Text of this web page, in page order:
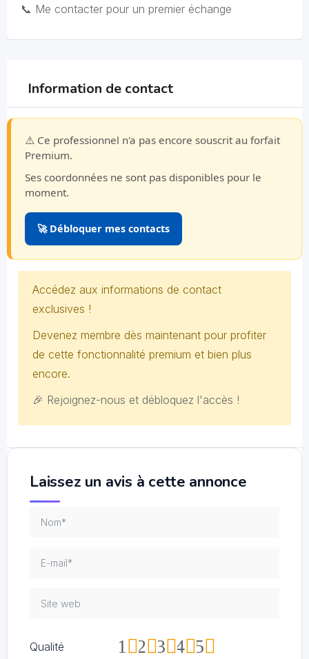
📞 Me contacter pour un premier échange
Information de contact
⚠️ Ce professionnel n'a pas encore souscrit au forfait
Premium.
Ses coordonnées ne sont pas disponibles pour le
moment.
🚀 Débloquer mes contacts
Accédez aux informations de contact
exclusives !
Devenez membre dès maintenant pour profiter
de cette fonctionnalité premium et bien plus
encore.
🎉 Rejoignez-nous et débloquez l'accès !
Laissez un avis à cette annonce
Qualité 5
4
3
2
1